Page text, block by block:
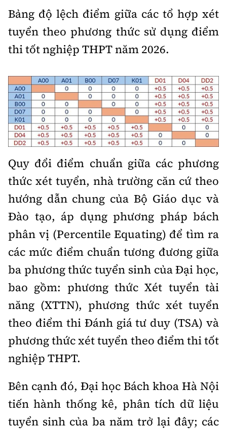
Bảng độ lệch điểm giữa các tổ hợp xét
tuyển theo phương thức sử dụng điểm
thi tốt nghiệp THPT năm 2026.
Quy đổi điểm chuẩn giữa các phương
thức xét tuyển, nhà trường căn cứ theo
hướng dẫn chung của Bộ Giáo dục và
Đào tạo, áp dụng phương pháp bách
phân vị (Percentile Equating) để tìm ra
các mức điểm chuẩn tương đương giữa
ba phương thức tuyển sinh của Đại học,
bao gồm: phương thức Xét tuyển tài
năng (XTTN), phương thức xét tuyển
theo điểm thi Đánh giá tư duy (TSA) và
phương thức xét tuyển theo điểm thi tốt
nghiệp THPT.
Bên cạnh đó, Đại học Bách khoa Hà Nội
tiến hành thống kê, phân tích dữ liệu
tuyển sinh của ba năm trở lại đây; các